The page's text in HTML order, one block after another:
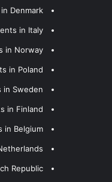
Denmark
in Italy
in Norway
in Poland
in Sweden
in Finland
in Belgium
Republic